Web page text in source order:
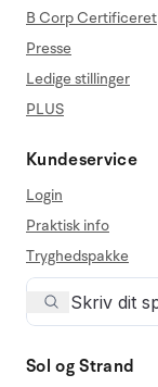
B Corp Certificeret
Presse
Ledige stillinger
PLUS
Kundeservice
Login
Praktisk info
Tryghedspakke
Sol og Strand